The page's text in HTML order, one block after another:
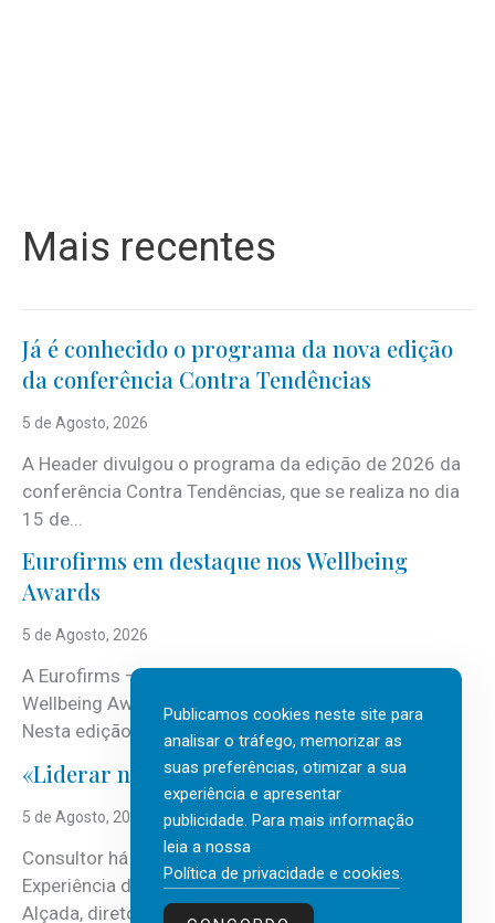
Mais recentes
Já é conhecido o programa da nova edição
da conferência Contra Tendências
5 de Agosto, 2026
A Header divulgou o programa da edição de 2026 da
conferência Contra Tendências, que se realiza no dia
15 de...
Eurofirms em destaque nos Wellbeing
Awards
5 de Agosto, 2026
A Eurofirms – People first está de regresso aos
Wellbeing Awards, integrando o Top Wellbeing 2026.
Nesta edição, a multinacional...
«Liderar não é um talento místico.»
5 de Agosto, 2026
Consultor há mais de três décadas nas áreas de
Experiência do Cliente, Vendas e Liderança, Manuel
Alçada, diretor executivo da...
Publicamos cookies neste site para
analisar o tráfego, memorizar as
suas preferências, otimizar a sua
experiência e apresentar
publicidade. Para mais informação
leia a nossa
Política de privacidade e cookies.